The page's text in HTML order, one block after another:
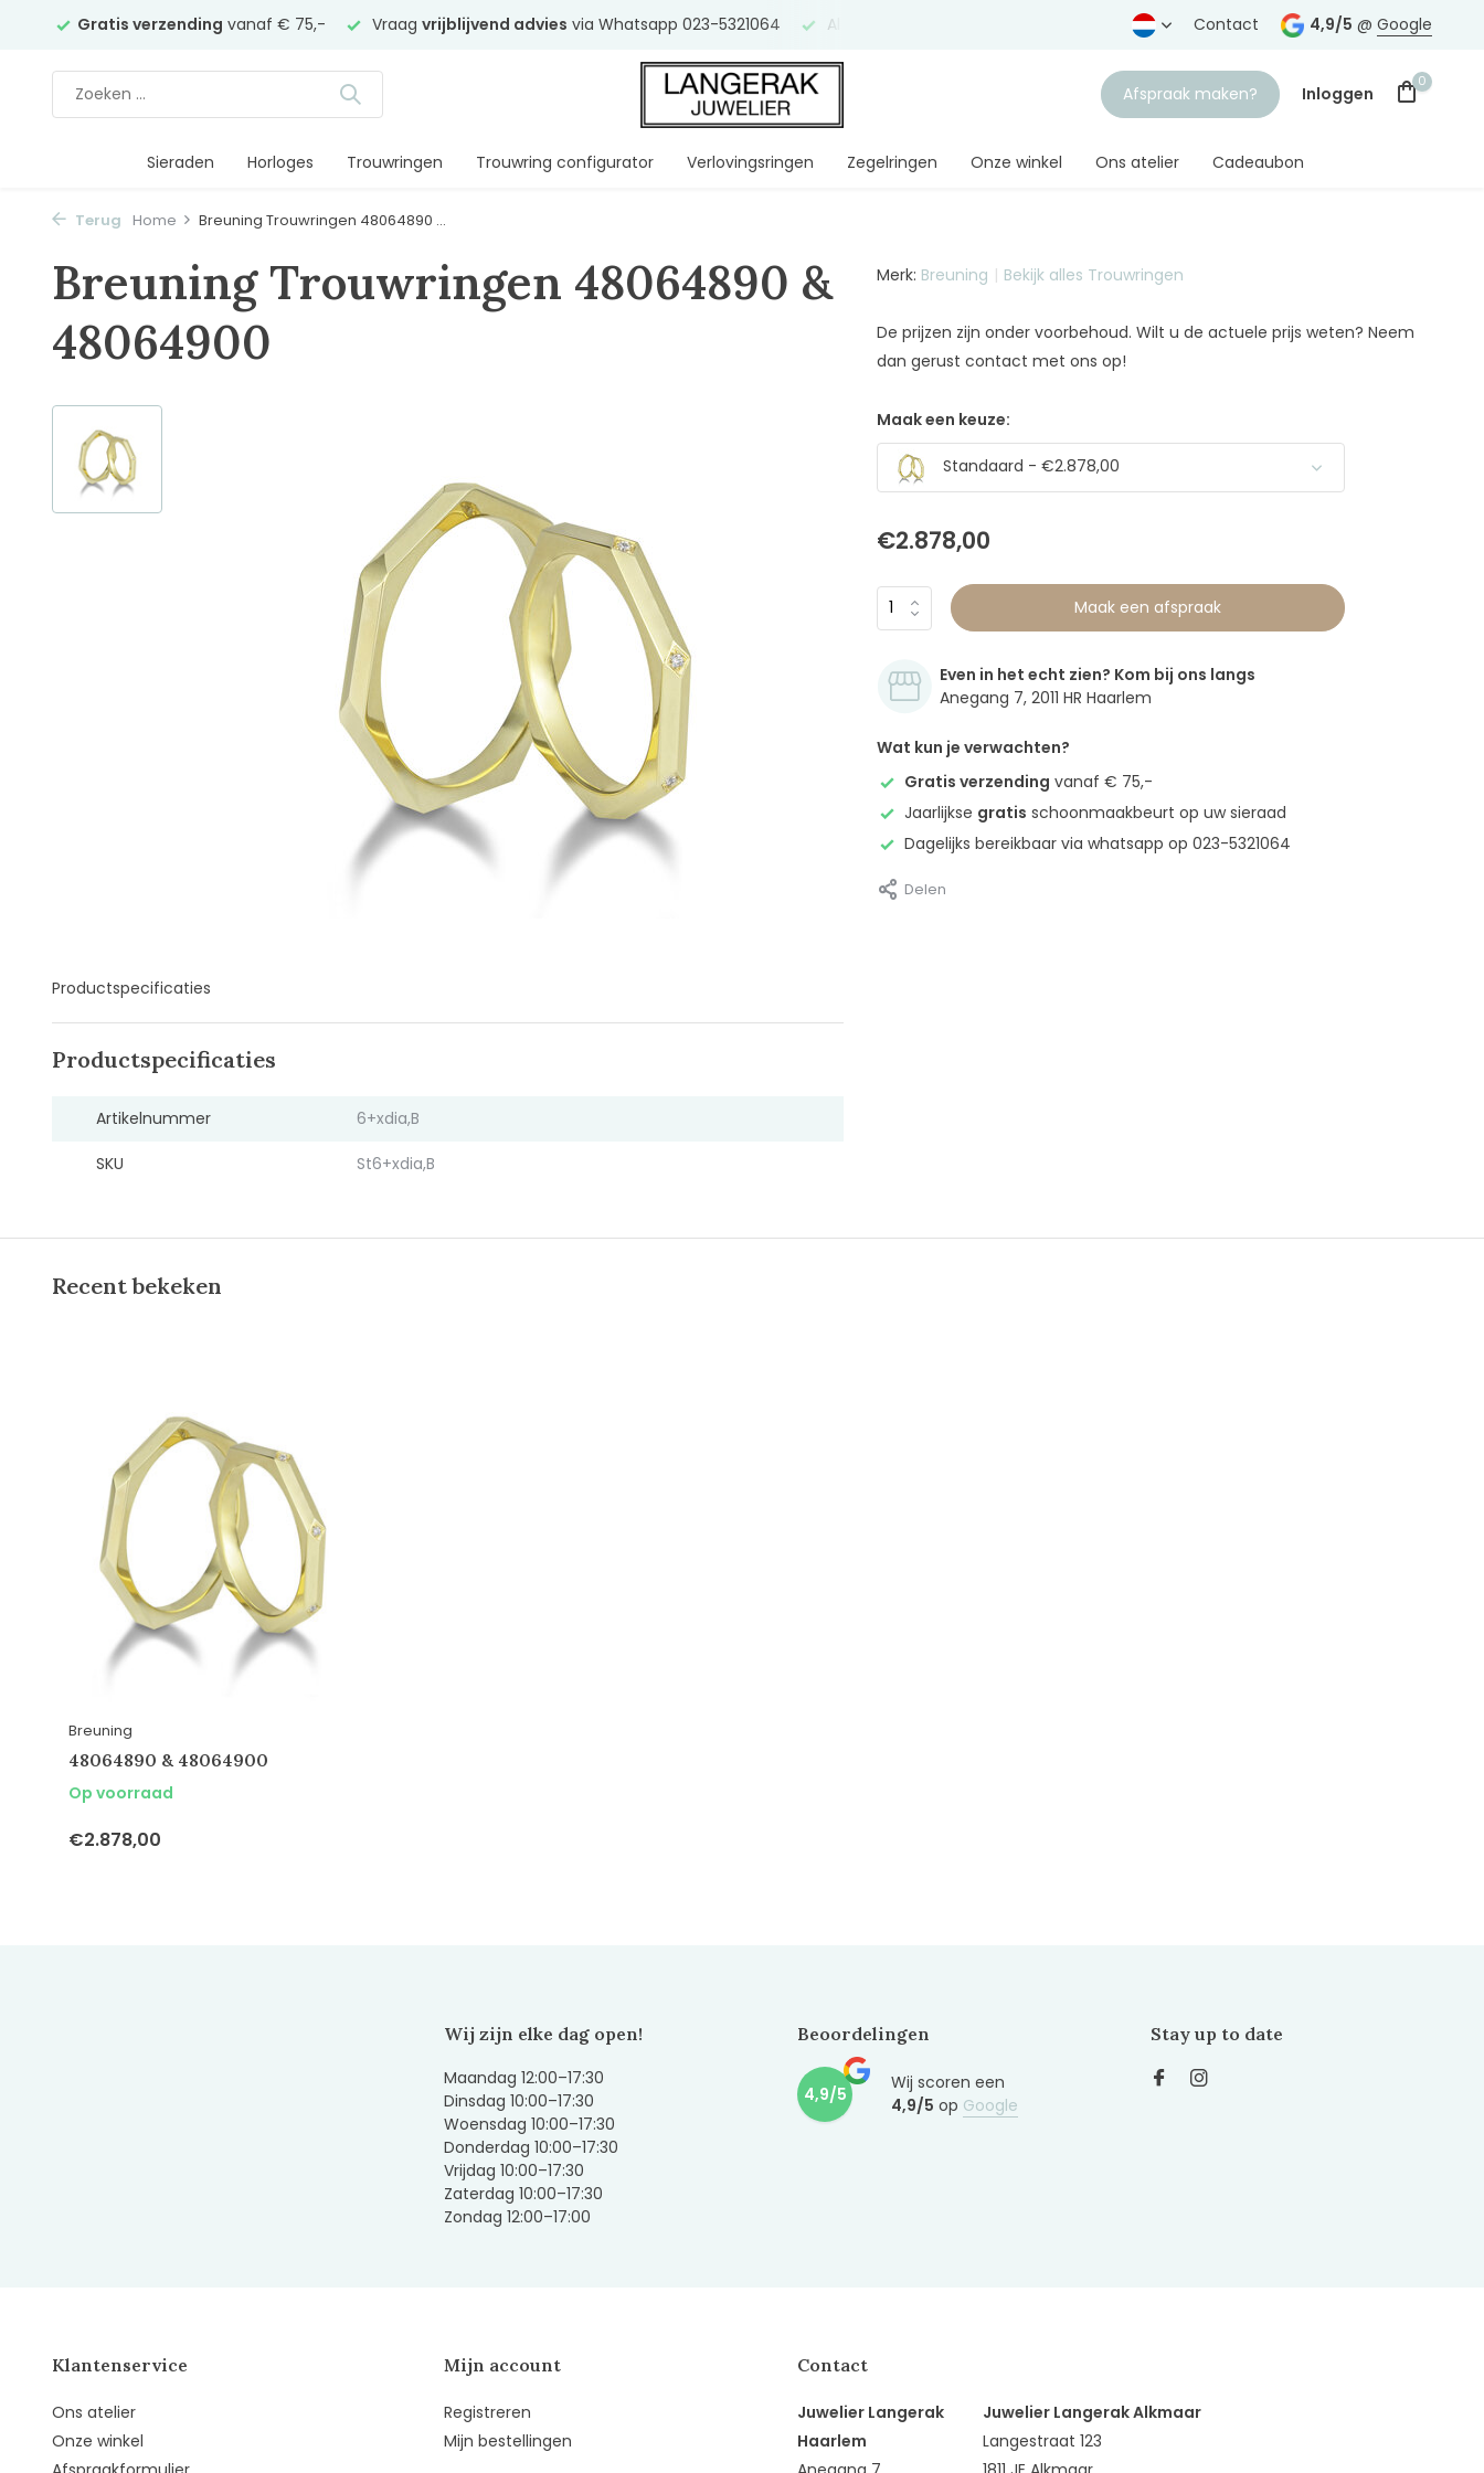
Gratis verzending vanaf € 75,- Vraag vrijblijvend advies via Whatsapp 023-5321064 Al Gratis verzending vanaf € 75,-
Contact 4,9/5 @ Google
Afspraak maken? Inloggen
0
Sieraden Horloges Trouwringen Trouwring configurator Verlovingsringen Zegelringen Onze winkel Ons atelier Cadeaubon
Terug Home Breuning Trouwringen 48064890 ...
Breuning Trouwringen 48064890 &
48064900
Productspecificaties
Productspecificaties
Artikelnummer 6+xdia,B
SKU St6+xdia,B
Merk: Breuning Bekijk alles Trouwringen
De prijzen zijn onder voorbehoud. Wilt u de actuele prijs weten? Neem
dan gerust contact met ons op!
Maak een keuze:
Standaard - €2.878,00
€2.878,00
Maak een afspraak
Even in het echt zien? Kom bij ons langs
Anegang 7, 2011 HR Haarlem
Wat kun je verwachten?
Gratis verzending vanaf € 75,-
Jaarlijkse gratis schoonmaakbeurt op uw sieraad
Dagelijks bereikbaar via whatsapp op 023-5321064
Delen
Recent bekeken
Breuning
48064890 & 48064900
Op voorraad
€2.878,00
Wij zijn elke dag open!
Maandag 12:00–17:30
Dinsdag 10:00–17:30
Woensdag 10:00–17:30
Donderdag 10:00–17:30
Vrijdag 10:00–17:30
Zaterdag 10:00–17:30
Zondag 12:00–17:00
Beoordelingen
4,9/5
Wij scoren een
4,9/5 op Google
Stay up to date
Klantenservice
Ons atelier
Onze winkel
Mijn account
Registreren
Mijn bestellingen
Contact
Juwelier Langerak
Haarlem
Juwelier Langerak Alkmaar
Langestraat 123